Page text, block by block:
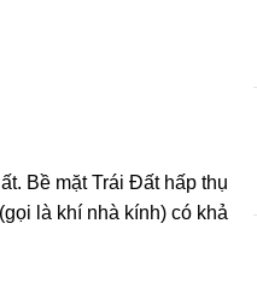
Bề mặt Trái Đất hấp thụ
là khí nhà kính) có khả